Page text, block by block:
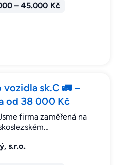
– 45.000 Kč
sk.C 🚛 –
od 38 000 Kč
firma zaměřená na
s.r.o.